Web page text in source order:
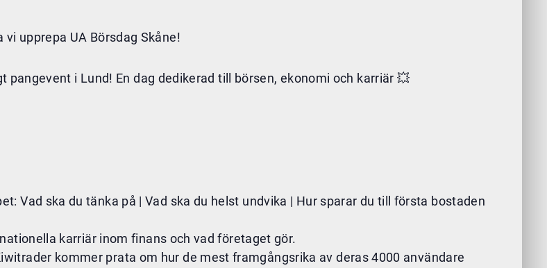
upprepa UA Börsdag Skåne!
i Lund! En dag dedikerad till börsen, ekonomi och karriär 💥
Vad ska du tänka på | Vad ska du helst undvika | Hur sparar du till första bostaden
karriär inom finans och vad företaget gör.
kommer prata om hur de mest framgångsrika av deras 4000 användare